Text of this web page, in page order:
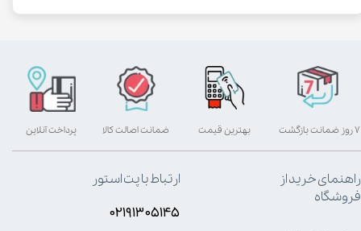
بهترین قیمت پرداخت آنلاین ۷ روز ضمانت بازگشت ضمانت اصالت کالا
راهنمای خرید از
فروشگاه
ارتباط با پت استور
۰۲۱۹۱۳۰۵۱۴۵